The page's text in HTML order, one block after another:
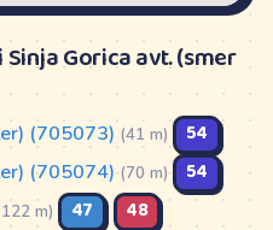
Gorica avt. (smer
(705073) (41 m) 54
(705074) (70 m) 54
m) 47 48